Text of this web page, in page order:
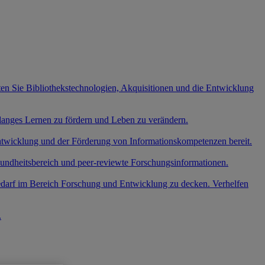
Sie Bibliothekstechnologien, Akquisitionen und die Entwicklung
Lernen zu fördern und Leben zu verändern.
und der Förderung von Informationskompetenzen bereit.
und peer-reviewte Forschungsinformationen.
im Bereich Forschung und Entwicklung zu decken. Verhelfen